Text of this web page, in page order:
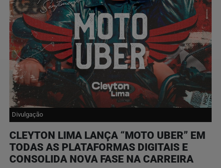
Divulgação
CLEYTON LIMA LANÇA “MOTO UBER” EM
TODAS AS PLATAFORMAS DIGITAIS E
CONSOLIDA NOVA FASE NA CARREIRA